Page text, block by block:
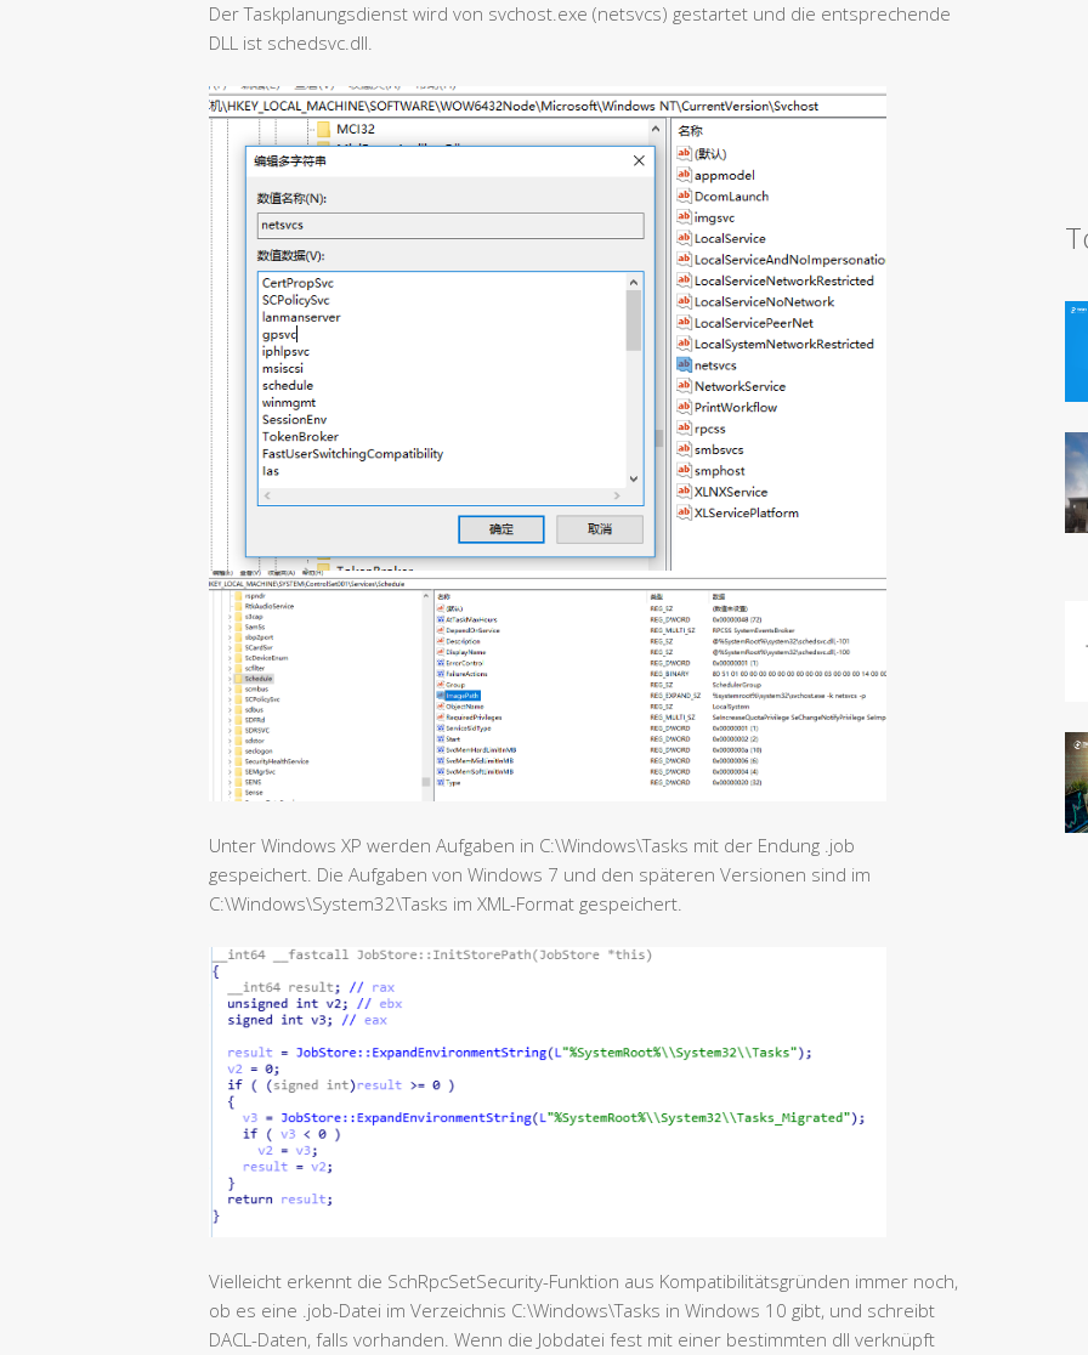
Der Taskplanungsdienst wird von svchost.exe (netsvcs) gestartet und die entsprechende
DLL ist schedsvc.dll.
Unter Windows XP werden Aufgaben in C:\Windows\Tasks mit der Endung .job
gespeichert. Die Aufgaben von Windows 7 und den späteren Versionen sind im
C:\Windows\System32\Tasks im XML-Format gespeichert.
Vielleicht erkennt die SchRpcSetSecurity-Funktion aus Kompatibilitätsgründen immer noch,
ob es eine .job-Datei im Verzeichnis C:\Windows\Tasks in Windows 10 gibt, und schreibt
DACL-Daten, falls vorhanden. Wenn die Jobdatei fest mit einer bestimmten dll verknüpft